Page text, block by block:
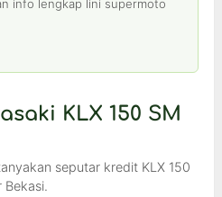
info lengkap lini supermoto
KLX 150 SM
seputar kredit KLX 150